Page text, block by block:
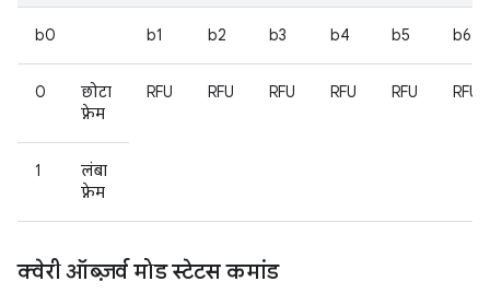
b0 b1 b2 b3 b4 b5 b6
0
छोटा
फ़्रेम
RFU RFU RFU RFU RFU RFU
1
लंबा
फ़्रेम
क्वेरी ऑब्ज़र्व मोड स्टेटस कमांड